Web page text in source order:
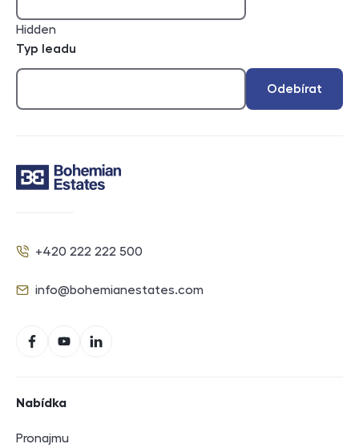
Hidden
Typ leadu
Odebírat
Telefon
+420 222 222 500
E-mail
info@bohemianestates.com
FacebookYouTubeLinkedIn
Nabídka
Pronajmu